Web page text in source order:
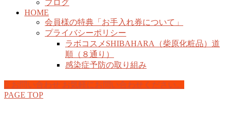
ブログ
HOME
会員様の特典「お手入れ券について」
プライバシーポリシー
ラボコスメSHIBAHARA（柴原化粧品）道
順（８通り）
感染症予防の取り組み
お問い合わせ お気軽にお問い合わせください。
PAGE TOP